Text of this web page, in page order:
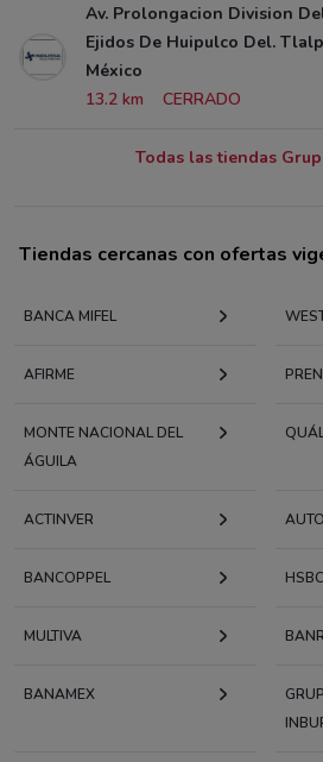
Av. Prolongacion Division
Ejidos De Huipulco Del.
México
13.2 km
CERRADO
Todas las tiendas
Tiendas cercanas con ofertas
BANCA MIFEL
AFIRME
MONTE NACIONAL DEL
ÁGUILA
ACTINVER
BANCOPPEL HSBC
MULTIVA
BANAMEX